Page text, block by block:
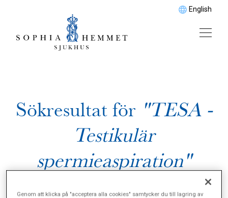
English
Sökresultat för "TESA -
Testikulär
spermieaspiration"
Genom att klicka på "acceptera alla cookies" samtycker du till lagring av